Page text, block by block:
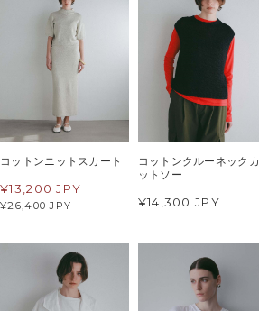
コットンニットスカート
¥26,400 JPY
¥13,200 JPY
コットンクルーネックカ
ットソー
¥14,300 JPY